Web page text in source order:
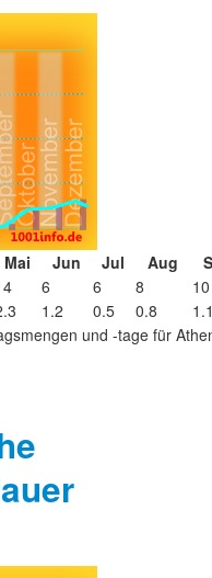
Mai Jun Jul Aug
und -tage für
6 6 8
10
1.2 0.5 0.8